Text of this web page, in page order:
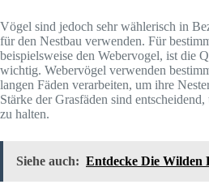
Vögel sind jedoch sehr wählerisch in
für den Nestbau verwenden. Für
beispielsweise den Webervogel, ist die
wichtig. Webervögel verwenden
langen Fäden verarbeiten, um ihre
Stärke der Grasfäden sind
zu halten.
Siehe auch: Entdecke Die Wilden